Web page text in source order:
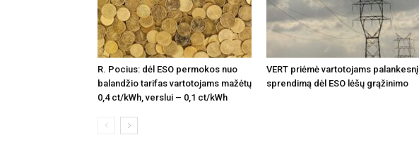
R. Pocius: dėl ESO permokos nuo
balandžio tarifas vartotojams mažėtų
0,4 ct/kWh, verslui – 0,1 ct/kWh
VERT priėmė vartotojams palankesnį
sprendimą dėl ESO lėšų grąžinimo